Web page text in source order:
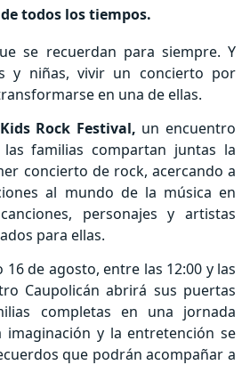
todos los tiempos.
se recuerdan para siempre. Y
y niñas, vivir un concierto por
en una de ellas.
Kids Rock Festival, un encuentro
familias compartan juntas la
concierto de rock, acercando a
al mundo de la música en
personajes y artistas
para ellas.
de agosto, entre las 12:00 y las
Caupolicán abrirá sus puertas
completas en una jornada
imaginación y la entretención se
que podrán acompañar a